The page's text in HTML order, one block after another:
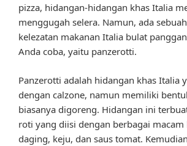
pizza, hidangan-hidangan khas Italia
menggugah selera. Namun, ada
kelezatan makanan Italia bulat
Anda coba, yaitu panzerotti.
Panzerotti adalah hidangan khas Italia
dengan calzone, namun memiliki
biasanya digoreng. Hidangan ini
roti yang diisi dengan berbagai macam
daging, keju, dan saus tomat.